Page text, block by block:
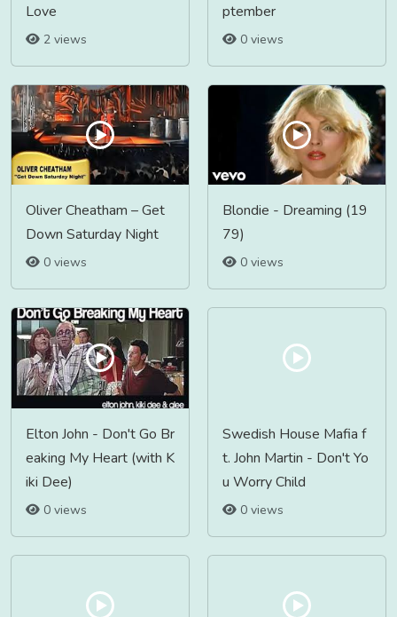
Love
2 views
ptember
0 views
Oliver Cheatham ‎– Get
Down Saturday Night
0 views
Blondie - Dreaming (19
79)
0 views
Elton John - Don't Go Br
eaking My Heart (with K
iki Dee)
0 views
Swedish House Mafia f
t. John Martin - Don't Yo
u Worry Child
0 views